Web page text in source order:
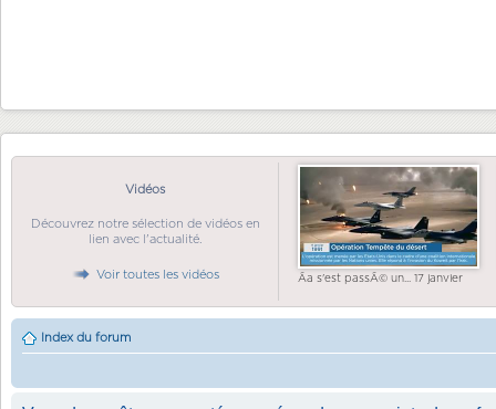
Vidéos
Découvrez notre sélection de vidéos en
lien avec l'actualité.
Voir toutes les vidéos Ãa s'est passÃ© un... 17 janvier
Index du forum